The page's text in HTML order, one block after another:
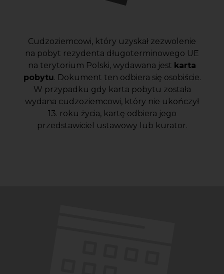
Cudzoziemcowi, który uzyskał zezwolenie
na pobyt rezydenta długoterminowego UE
na terytorium Polski, wydawana jest karta
pobytu. Dokument ten odbiera się osobiście.
W przypadku gdy karta pobytu została
wydana cudzoziemcowi, który nie ukończył
13. roku życia, kartę odbiera jego
przedstawiciel ustawowy lub kurator.